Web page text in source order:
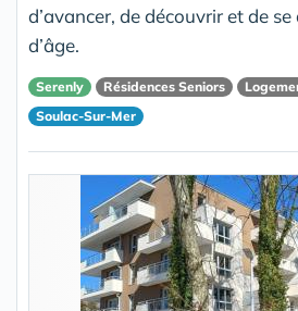
d’avancer, de découvrir et de se
d’âge.
Serenly Résidences Seniors
Soulac-Sur-Mer